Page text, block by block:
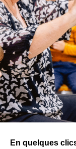
En quelques